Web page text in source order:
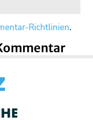
Richtlinien.